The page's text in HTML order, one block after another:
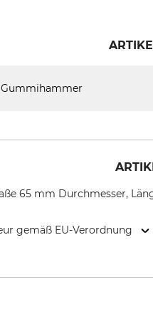
Gummihammer
65 mm Durchmesser,
gemäß EU-Verordnung